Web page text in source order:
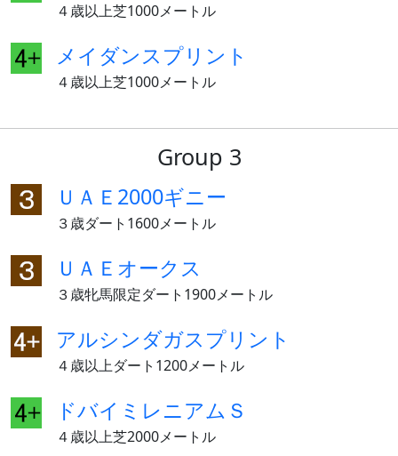
４歳以上芝1000メートル
メイダンスプリント
４歳以上芝1000メートル
Group 3
ＵＡＥ2000ギニー
３歳ダート1600メートル
ＵＡＥオークス
３歳牝馬限定ダート1900メートル
アルシンダガスプリント
４歳以上ダート1200メートル
ドバイミレニアムＳ
４歳以上芝2000メートル